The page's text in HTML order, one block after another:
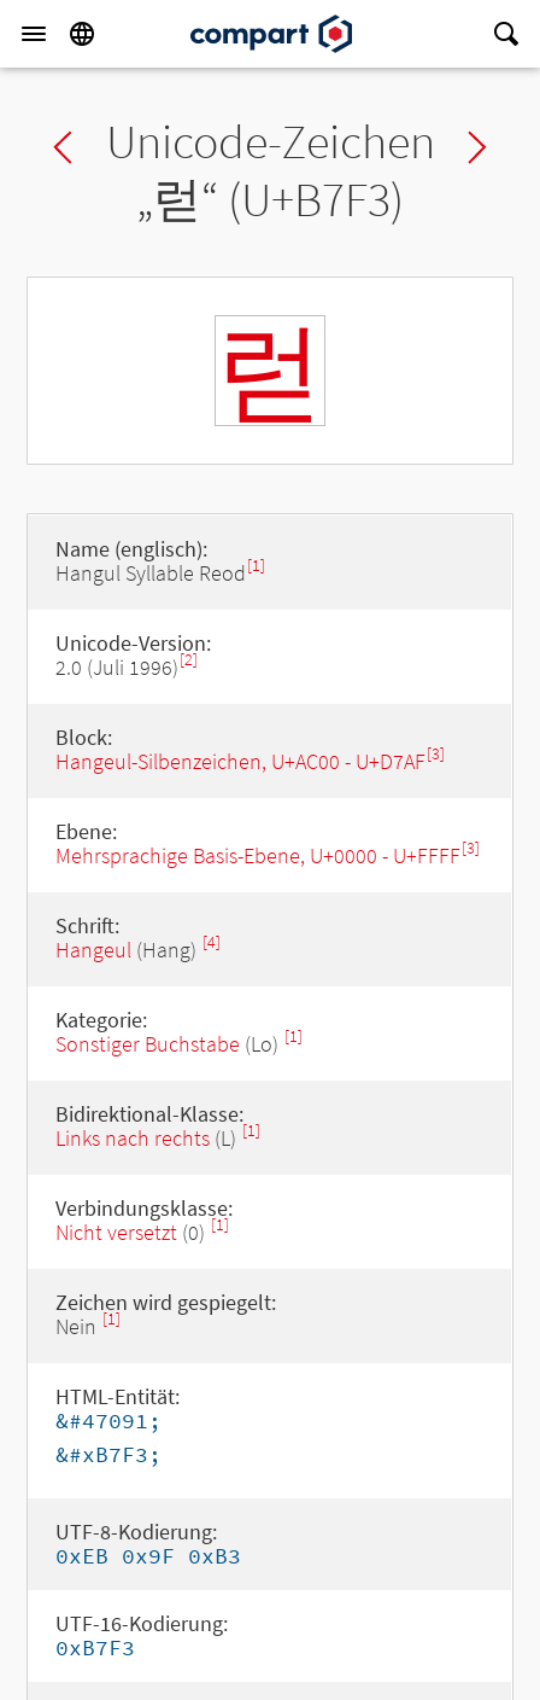
Previous char
Unicode-Zeichen
„럳“ (U+B7F3)
럳
Name (englisch):
Hangul Syllable Reod[1]
Unicode-Version:
2.0 (Juli 1996)[2]
Block:
Hangeul-Silbenzeichen, U+AC00 - U+D7AF[3]
Ebene:
Mehrsprachige Basis-Ebene, U+0000 - U+FFFF[3]
Schrift:
Hangeul(Hang) [4]
Kategorie:
Sonstiger Buchstabe (Lo) [1]
Bidirektional-Klasse:
Links nach rechts(L) [1]
Verbindungsklasse:
Nicht versetzt(0) [1]
Zeichen wird gespiegelt:
Nein [1]
HTML-Entität:
&#47091;
&#xB7F3;
UTF-8-Kodierung:
0xEB 0x9F 0xB3
UTF-16-Kodierung:
0xB7F3